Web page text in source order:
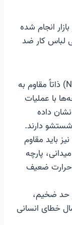
انجام شده
لباس کار ضد
الیاف آرامید (مانند Nomex) ذاتاً مقاوم به
با عملیات
داده
دارند.
باید مقاوم
پارچه
حرارت ضعیف
حد ضخیم،
خطای انسانی